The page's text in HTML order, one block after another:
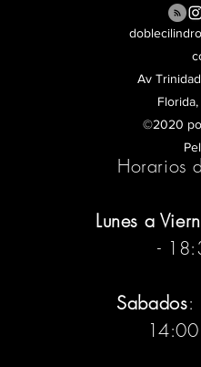
Av
©2020
Horarios
Lunes a
-
Sabados: